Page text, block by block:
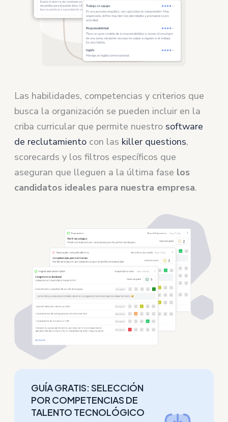
Las habilidades, competencias y criterios que
busca la organización se pueden incluir en la
criba curricular que permite nuestro software
de reclutamiento con las killer questions,
scorecards y los filtros específicos que
aseguran que lleguen a la última fase los
candidatos ideales para nuestra empresa.
GUÍA GRATIS: SELECCIÓN
POR COMPETENCIAS DE
TALENTO TECNOLÓGICO